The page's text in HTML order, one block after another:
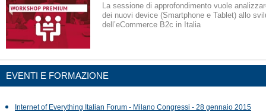
La sessione di approfondimento vuole
dei nuovi device (Smartphone e Tablet) allo
dell’eCommerce B2c in Italia
EVENTI E FORMAZIONE
Internet of Everything Italian Forum - Milano Congressi - 28 gennaio 2015